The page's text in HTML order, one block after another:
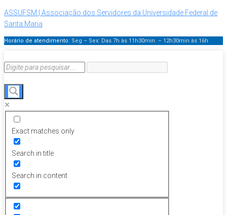
ASSUFSM | Associação dos Servidores da Universidade Federal de
Santa Maria
Horário de atendimento: Seg – Sex: Das 7h às 11h30min – 12h30min às 16h
Exact matches only
Search in title
Search in content